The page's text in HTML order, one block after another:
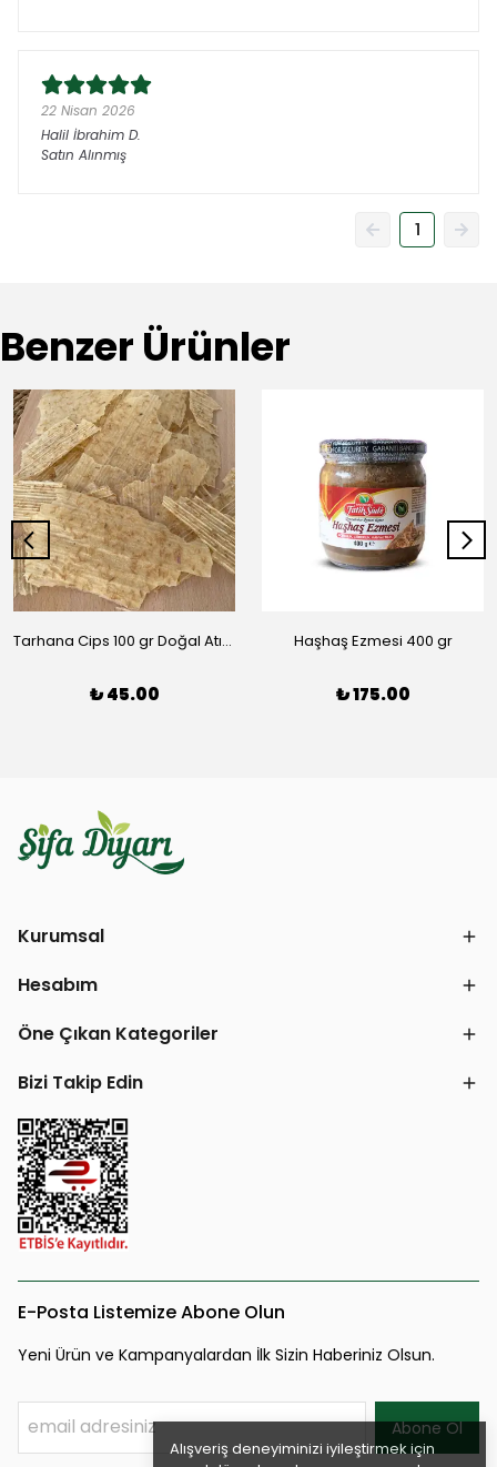
Alışveriş deneyiminizi iyileştirmek için
22 Nisan 2026
Halil İbrahim D.
Satın Alınmış
1
Benzer Ürünler
Tarhana Cips 100 gr Doğal Atıştırmalık
₺ 45.00
Haşhaş Ezmesi 400 gr
₺ 175.00
Kurumsal
Hesabım
Öne Çıkan Kategoriler
Bizi Takip Edin
E-Posta Listemize Abone Olun
Yeni Ürün ve Kampanyalardan İlk Sizin Haberiniz Olsun.
Abone Ol